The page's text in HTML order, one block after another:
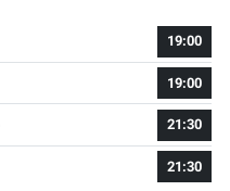
19:00
19:00
21:30
21:30